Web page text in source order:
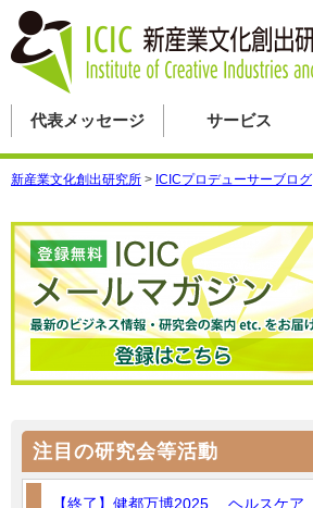
代表メッセージ サービス
新産業文化創出研究所 > ICICプロデューサーブログ
注目の研究会等活動
【終了】健都万博2025 ヘルスケア